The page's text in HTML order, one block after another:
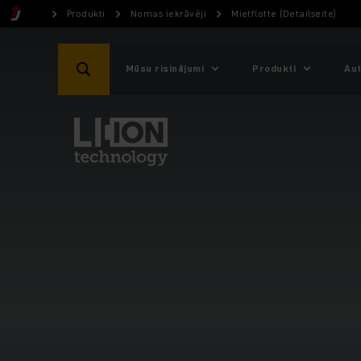
Produkti Nomas iekrāvēji Mietflotte (Detailseite)
Mūsu risinājumi Produkti